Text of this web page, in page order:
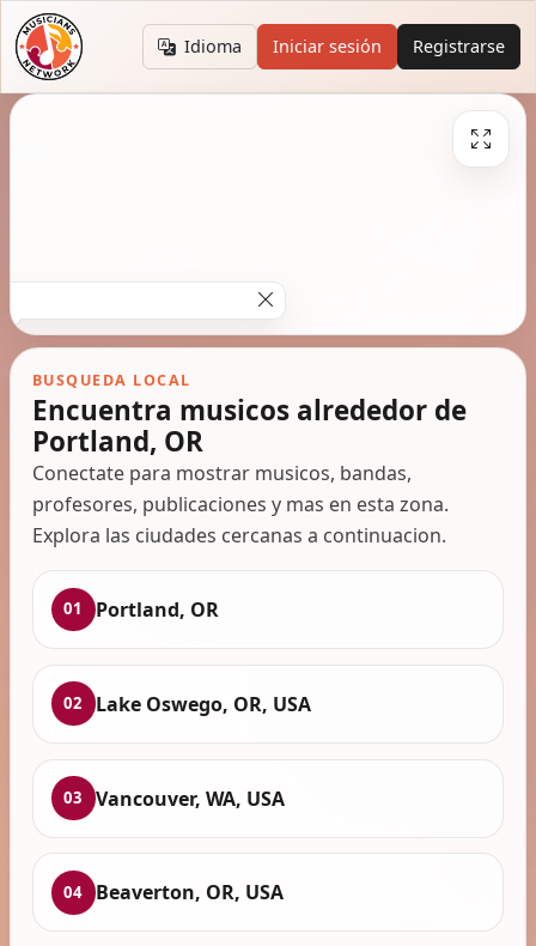
Idioma Iniciar sesión Registrarse
BUSQUEDA LOCAL
Encuentra musicos alrededor de
Portland, OR
Conectate para mostrar musicos, bandas,
profesores, publicaciones y mas en esta zona.
Explora las ciudades cercanas a continuacion.
01 Portland, OR
02 Lake Oswego, OR, USA
03 Vancouver, WA, USA
04 Beaverton, OR, USA